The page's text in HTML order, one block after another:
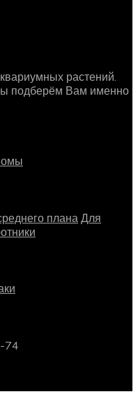
растений.
подберём Вам именно
плана Для
74